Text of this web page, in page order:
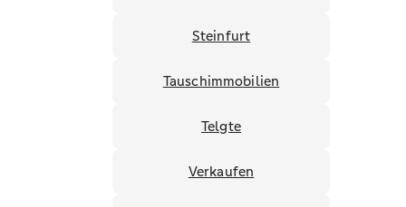
Steinfurt
Tauschimmobilien
Telgte
Verkaufen